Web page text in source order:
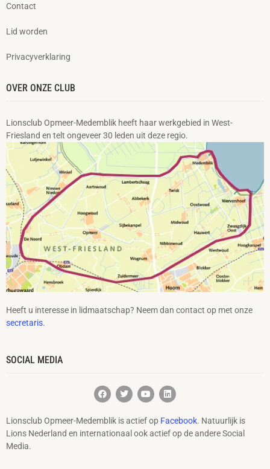
Contact
Lid worden
Privacyverklaring
OVER ONZE CLUB
Lionsclub Opmeer-Medemblik heeft haar werkgebied in West-
Friesland en telt ongeveer 30 leden uit deze regio.
Heeft u interesse in lidmaatschap? Neem dan contact op met onze
secretaris.
SOCIAL MEDIA
Lionsclub Opmeer-Medemblik is actief op Facebook. Natuurlijk is
Lions Nederland en internationaal ook actief op de andere Social
Media.